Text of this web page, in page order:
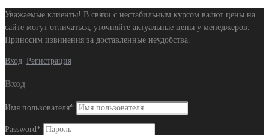
Уважаемые клиенты! В связи с нестабильным курсом валют цены на
сайте могут отличаться, уточняйте актуальные цены у менеджеров.
Приносим извинения за доставленные неудобства.
Вход Регистрация
Вход
Имя пользователя*
Password *